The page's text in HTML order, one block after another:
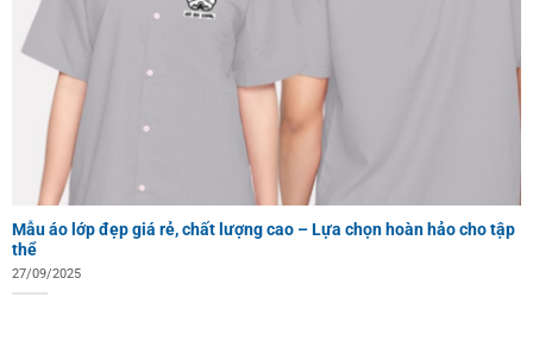
Mẫu áo lớp đẹp giá rẻ, chất lượng cao – Lựa chọn hoàn hảo cho tập
thể
27/09/2025